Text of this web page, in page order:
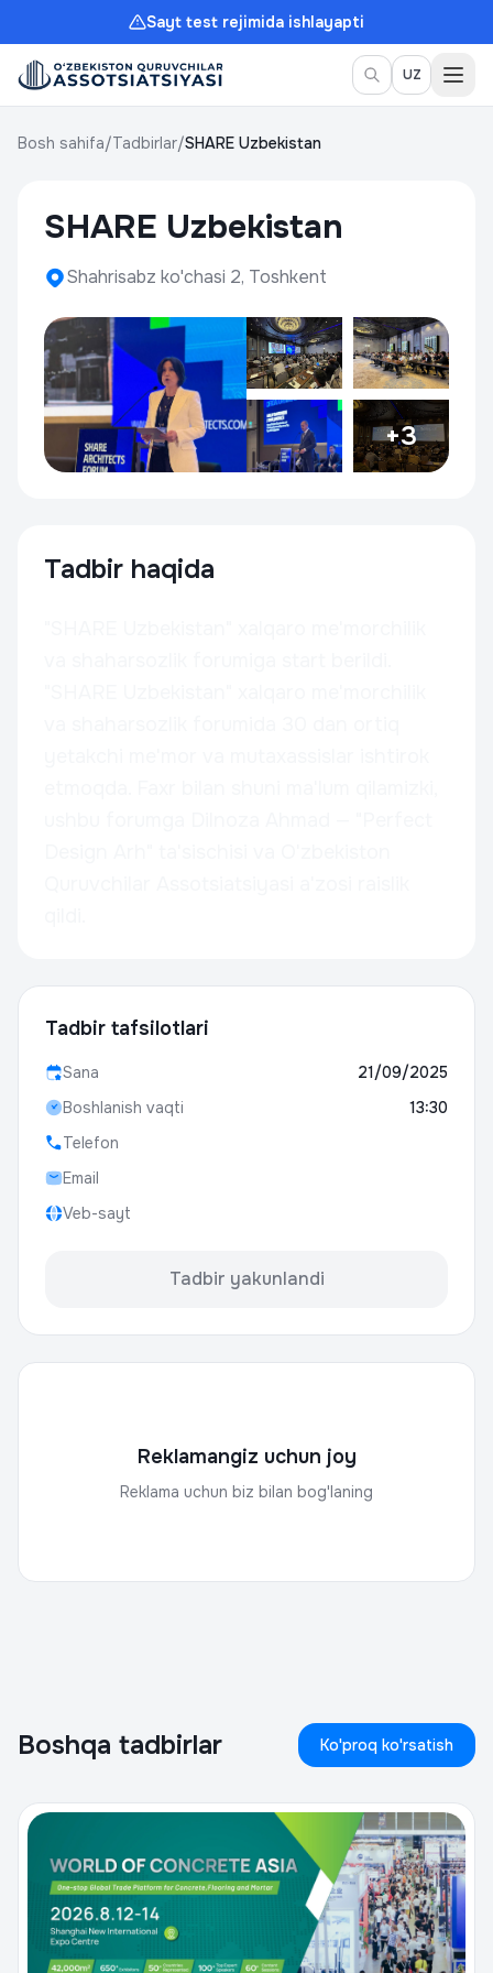
Sayt test rejimida ishlayapti
UZ
Bosh sahifa/Tadbirlar/SHARE Uzbekistan
SHARE Uzbekistan
Shahrisabz ko'chasi 2, Toshkent
+3
Tadbir haqida
Tadbir tafsilotlari
Sana
21/09/2025
Boshlanish vaqti
13:30
Telefon
Email
Veb-sayt
Tadbir yakunlandi
Reklamangiz uchun joy
Reklama uchun biz bilan bog'laning
Boshqa tadbirlar Ko'proq ko'rsatish